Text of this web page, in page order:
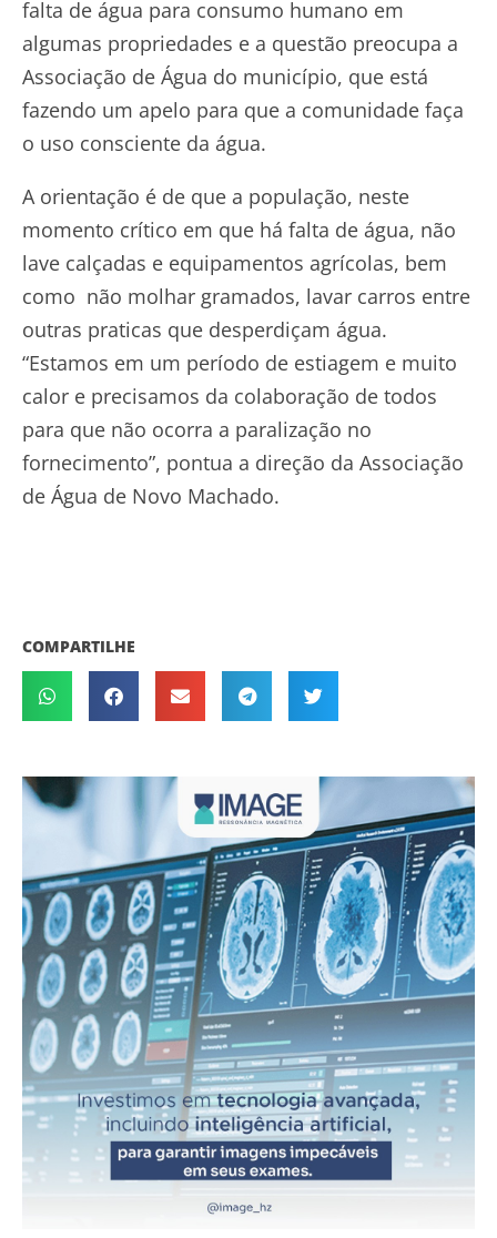
falta de água para consumo humano em
algumas propriedades e a questão preocupa a
Associação de Água do município, que está
fazendo um apelo para que a comunidade faça
o uso consciente da água.
A orientação é de que a população, neste
momento crítico em que há falta de água, não
lave calçadas e equipamentos agrícolas, bem
como não molhar gramados, lavar carros entre
outras praticas que desperdiçam água.
“Estamos em um período de estiagem e muito
calor e precisamos da colaboração de todos
para que não ocorra a paralização no
fornecimento”, pontua a direção da Associação
de Água de Novo Machado.
COMPARTILHE